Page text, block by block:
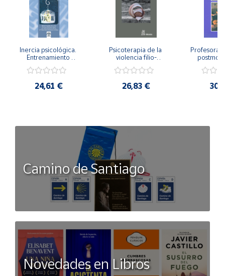
Inercia psicológica.
Entrenamiento
Igualdad de Género.
24,61 €
Psicoterapia de la
violencia filio-
secreto y la
26,83 €
Camino de Santiago
Novedades en Libros